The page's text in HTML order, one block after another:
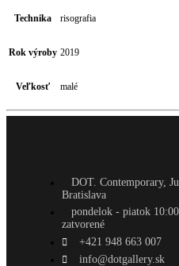
Technika risografia
Rok výroby 2019
Veľkosť malé
DOT. Contemporary,
Bratislava
pondelok - piatok
zatvorené
+421 948 663 007
info@dotgallery.sk